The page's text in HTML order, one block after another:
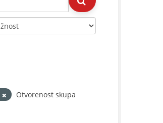
Otvorenost skupa